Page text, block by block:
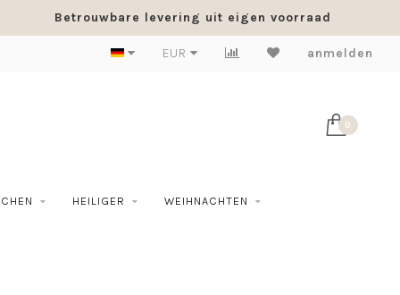
Betrouwbare levering uit eigen voorraad
EUR anmelden
0
HEILIGER WEIHNACHTEN